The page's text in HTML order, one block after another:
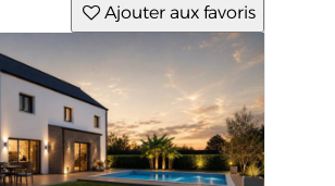
Ajouter aux favoris